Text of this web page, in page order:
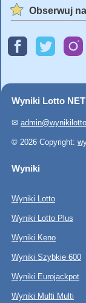
Obserwuj
Wyniki Lotto NET
✉
© 2026 Copyright:
Wyniki
Wyniki Lotto
Wyniki Lotto Plus
Wyniki Keno
Wyniki Szybkie 600
Wyniki Eurojackpot
Wyniki Multi Multi